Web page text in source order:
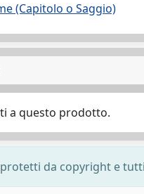
(Capitolo o Saggio)
a questo prodotto.
da copyright e